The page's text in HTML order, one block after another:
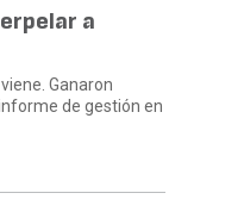
a
Ganaron
de gestión en